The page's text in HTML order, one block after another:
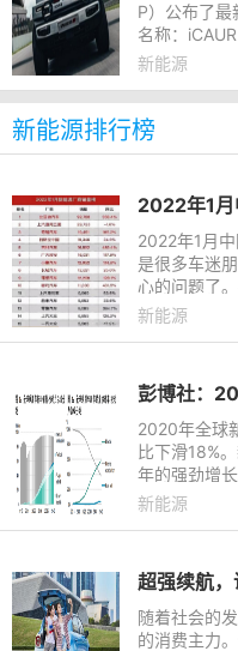
P）公布了
名称：
星安全评级
新能源
新能源排行榜
2022年1月
是很多车迷
心的问题了
牌能排到第
新能源
2020年全球
比下滑18%
年的强劲增
（23％）。
新能源
随着社会的
的消费主力